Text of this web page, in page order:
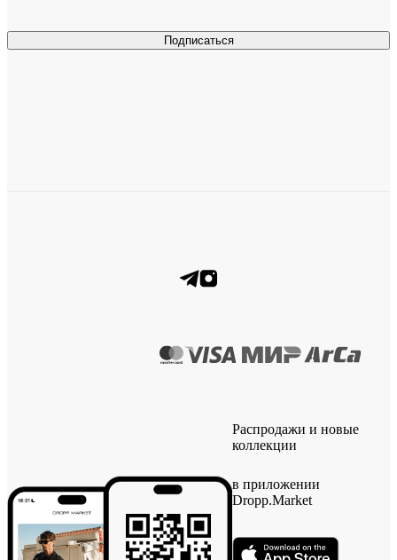
Подписаться
Распродажи и новые
коллекции
в приложении
Dropp.Market